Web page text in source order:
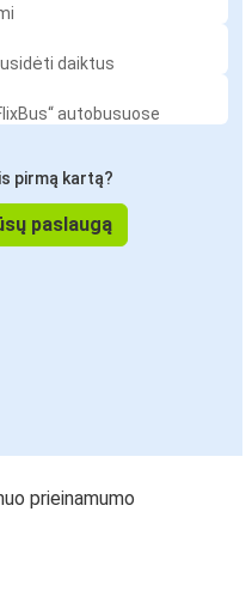
daiktus
autobusuose
pirmą kartą?
paslaugą
prieinamumo